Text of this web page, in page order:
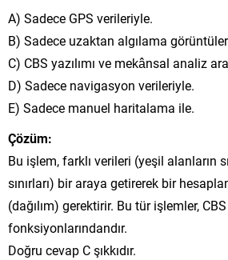
A) Sadece GPS verileriyle.
B) Sadece uzaktan algılama
C) CBS yazılımı ve mekânsal analiz
D) Sadece navigasyon verileriyle.
E) Sadece manuel haritalama ile.
Çözüm:
Bu işlem, farklı verileri (yeşil alanların
sınırları) bir araya getirerek bir
(dağılım) gerektirir. Bu tür işlemler, CBS
fonksiyonlarındandır.
Doğru cevap C şıkkıdır.